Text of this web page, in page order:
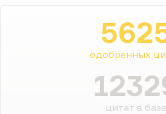
одобренных
цитат в базе